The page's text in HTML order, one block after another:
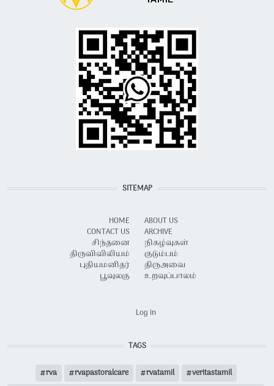
SITEMAP
HOME
CONTACT US
சிந்தனை
திருவிவிலியம்
புதியமனிதர்
பூவுலகு
ABOUT US
ARCHIVE
நிகழ்வுகள்
குடும்பம்
திருஅவை
உறவுப்பாலம்
Log in
TAGS
rva rvapastoralcare rvatamil
veritastamil